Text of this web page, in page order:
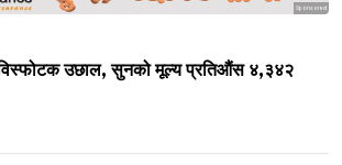
Sponsored
विस्फोटक उछाल, सुनको मूल्य प्रतिऔंस ४,३४२